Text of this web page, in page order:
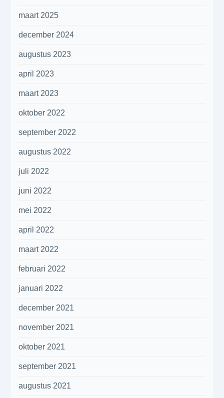
maart 2025
december 2024
augustus 2023
april 2023
maart 2023
oktober 2022
september 2022
augustus 2022
juli 2022
juni 2022
mei 2022
april 2022
maart 2022
februari 2022
januari 2022
december 2021
november 2021
oktober 2021
september 2021
augustus 2021